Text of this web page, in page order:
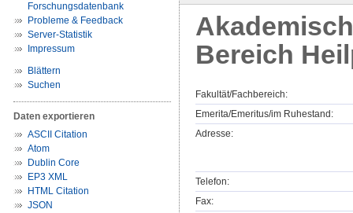
Forschungsdatenbank
Probleme & Feedback
Server-Statistik
Impressum
Blättern
Suchen
Daten exportieren
ASCII Citation
Atom
Dublin Core
EP3 XML
HTML Citation
JSON
Bereich
Fakultät/Fachbereich:
Emerita/Emeritus/im Ruhestand:
Adresse:
Telefon:
Fax: